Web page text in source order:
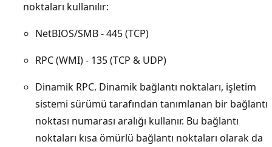
noktaları kullanılır:
NetBIOS/SMB - 445 (TCP)
RPC (WMI) - 135 (TCP & UDP)
Dinamik RPC. Dinamik bağlantı noktaları, işletim
sistemi sürümü tarafından tanımlanan bir bağlantı
noktası numarası aralığı kullanır. Bu bağlantı
noktaları kısa ömürlü bağlantı noktaları olarak da